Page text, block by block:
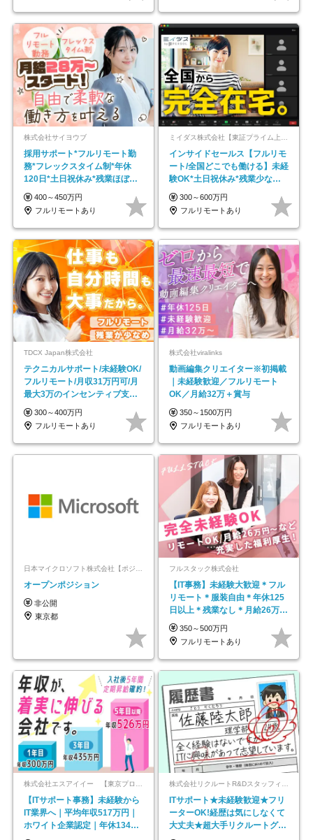
株式会社サイヨウブ
採用サポート*フルリモート勤
務*フレックスタイム制*年休
120日*土日祝休み*残業ほぼな
し*育児中社員8割以上
400～450万円
フルリモートあり
インサイドセールス【フルリモ
ート/全国どこでも働ける】未経
験OK*土日祝休み*残業少なめ*
在宅勤務手当あり
300～600万円
フルリモートあり
TDCX Japan株式会社
テクニカルサポート/未経験OK/
フルリモート/月収31万円可/月
最大3万のインセンティブ支給/
平均年齢33歳
300～400万円
フルリモートあり
株式会社viralinks
動画編集クリエイター※初掲載
｜未経験歓迎／フルリモート
OK／月給32万＋賞与
350～1500万円
フルリモートあり
オープンポジション
非公開
東京都
フルスタック株式会社
【IT事務】未経験大歓迎＊フル
リモート＊服装自由＊年休125
日以上＊残業なし＊月給26万円
以上
350～500万円
フルリモートあり
株式会社エスアイイー 【東京プロマーケット上場】
【ITサポート事務】未経験から
IT業界へ｜平均年収517万円｜
ホワイト企業認定｜年休134日
株式会社リクルートR&Dスタッフィング【リクルートグループ】
ITサポート★未経験歓迎★フリ
ーターOK!経歴は気にしなくて
大丈夫★超大手リクルートグル